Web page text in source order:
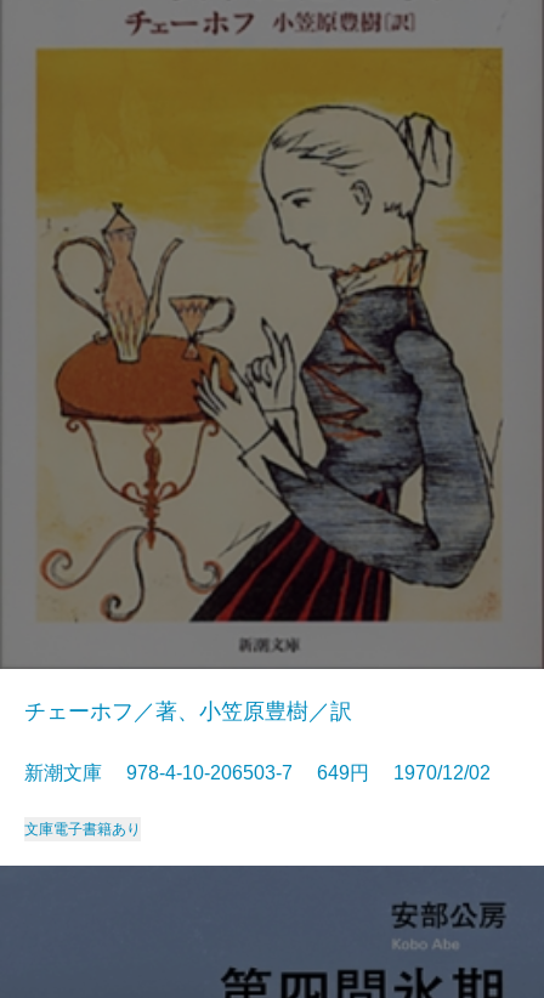
チェーホフ／著、小笠原豊樹／訳
新潮文庫 978-4-10-206503-7 649円 1970/12/02
文庫電子書籍あり